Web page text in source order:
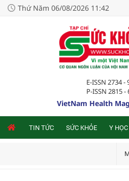
Thứ Năm 06/08/2026 11:42
E-ISSN 2734 -
P-ISSN 2815 -
VietNam Health
TIN TỨC SỨC KHỎE Y